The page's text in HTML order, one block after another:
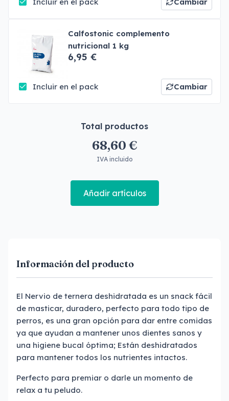
Calfostonic complemento
nutricional 1 kg
6,95 €
Incluir en el pack Cambiar
Total productos
68,60 €
IVA incluido
Añadir artículos
Información del producto
El Nervio de ternera deshidratada es un snack fácil
de masticar, duradero, perfecto para todo tipo de
perros, es una gran opción para dar entre comidas
ya que ayudan a mantener unos dientes sanos y
una higiene bucal óptima; Están deshidratados
para mantener todos los nutrientes intactos.
Perfecto para premiar o darle un momento de
relax a tu peludo.